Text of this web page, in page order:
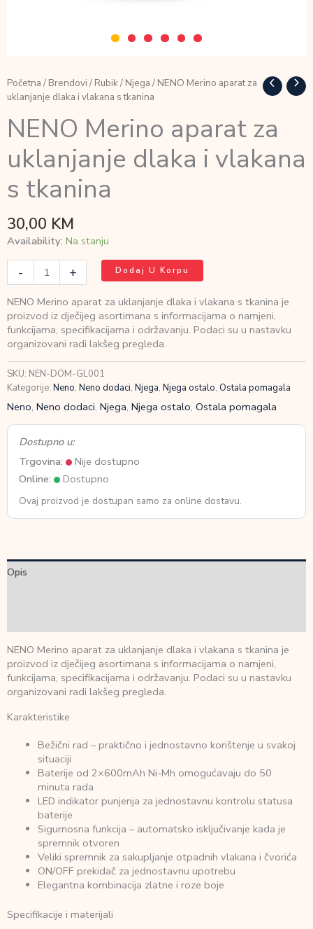
Početna / Brendovi / Rubik/ Njega / NENO Merino aparat za
uklanjanje dlaka i vlakana s tkanina
NENO Merino aparat za
uklanjanje dlaka i vlakana
s tkanina
30,00 KM
Availability: Na stanju
-
za
uklanjanje
dlaka
i
vlakana
s
tkanina
količina
+ Dodaj U Korpu
NENO Merino aparat za uklanjanje dlaka i vlakana s tkanina je
proizvod iz dječijeg asortimana s informacijama o namjeni,
funkcijama, specifikacijama i održavanju. Podaci su u nastavku
organizovani radi lakšeg pregleda.
SKU: NEN-DOM-GL001
Kategorije: Neno, Neno dodaci, Njega, Njega ostalo, Ostala pomagala
Neno, Neno dodaci, Njega, Njega ostalo, Ostala pomagala
Dostupno u:
Trgovina:
Nije dostupno
Online:
Dostupno
Ovaj proizvod je dostupan samo za online dostavu.
Opis
NENO Merino aparat za uklanjanje dlaka i vlakana s tkanina je
proizvod iz dječijeg asortimana s informacijama o namjeni,
funkcijama, specifikacijama i održavanju. Podaci su u nastavku
organizovani radi lakšeg pregleda.
Karakteristike
Bežični rad – praktično i jednostavno korištenje u svakoj
situaciji
Baterije od 2×600mAh Ni-Mh omogućavaju do 50
minuta rada
LED indikator punjenja za jednostavnu kontrolu statusa
baterije
Sigurnosna funkcija – automatsko isključivanje kada je
spremnik otvoren
Veliki spremnik za sakupljanje otpadnih vlakana i čvorića
ON/OFF prekidač za jednostavnu upotrebu
Elegantna kombinacija zlatne i roze boje
Specifikacije i materijali